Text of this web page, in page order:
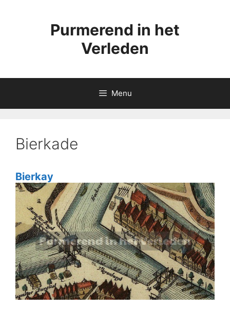
Purmerend in het
Verleden
Menu
Bierkade
Bierkay